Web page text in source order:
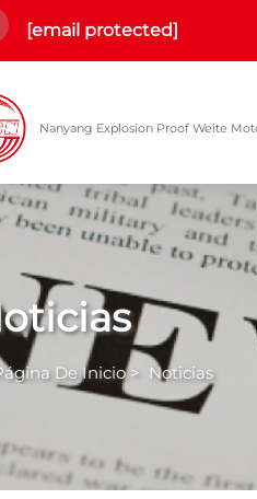
[email protected]
Nanyang Explosion Proof Weite
De Inicio> Noticias